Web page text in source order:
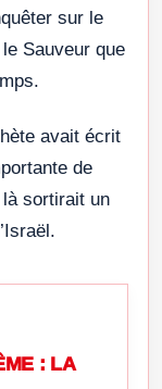
sur le
Sauveur que
avait écrit
de
sortirait un
: LA